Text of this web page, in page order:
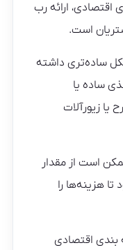
اقتصادی، ارائه رب
است.
ساده‌تری داشته
ساده یا
یا زیورآلات
است از مقدار
هزینه‌ها را
بندی اقتصادی